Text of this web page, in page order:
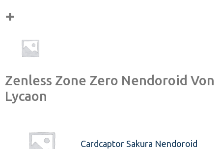
Zenless Zone Zero Nendoroid Von
Lycaon
Cardcaptor Sakura Nendoroid